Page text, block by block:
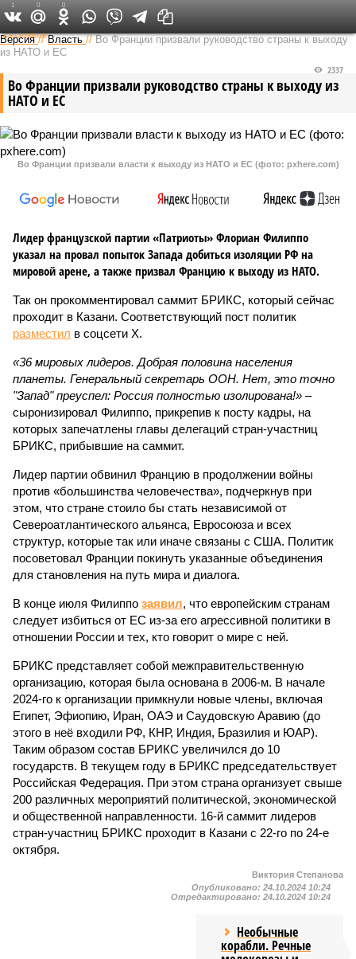
Федеральный выпуск
Версия //Власть //Во Франции призвали руководство страны к выходу
из НАТО и ЕС
Во Франции призвали руководство страны к выходу из
НАТО и ЕС
2337
Во Франции призвали власти к выходу из НАТО и ЕС (фото: pxhere.com)
Лидер французской партии «Патриоты» Флориан Филиппо
указал на провал попыток Запада добиться изоляции РФ на
мировой арене, а также призвал Францию к выходу из НАТО.
Так он прокомментировал саммит БРИКС, который сейчас
проходит в Казани. Соответствующий пост политик
разместил в соцсети Х.
«36 мировых лидеров. Добрая половина населения
планеты. Генеральный секретарь ООН. Нет, это точно
"Запад" преуспел: Россия полностью изолирована!» –
сыронизировал Филиппо, прикрепив к посту кадры, на
которых запечатлены главы делегаций стран-участниц
БРИКС, прибывшие на саммит.
Лидер партии обвинил Францию в продолжении войны
против «большинства человечества», подчеркнув при
этом, что стране стоило бы стать независимой от
Североатлантического альянса, Евросоюза и всех
структур, которые так или иначе связаны с США. Политик
посоветовал Франции покинуть указанные объединения
для становления на путь мира и диалога.
В конце июля Филиппо заявил, что европейским странам
следует избиться от ЕС из-за его агрессивной политики в
отношении России и тех, кто говорит о мире с ней.
БРИКС представляет собой межправительственную
организацию, которая была основана в 2006-м. В начале
2024-го к организации примкнули новые члены, включая
Египет, Эфиопию, Иран, ОАЭ и Саудовскую Аравию (до
этого в неё входили РФ, КНР, Индия, Бразилия и ЮАР).
Таким образом состав БРИКС увеличился до 10
государств. В текущем году в БРИКС председательствует
Российская Федерация. При этом страна организует свыше
200 различных мероприятий политической, экономической
и общественной направленности. 16-й саммит лидеров
стран-участниц БРИКС проходит в Казани с 22-го по 24-е
октября.
1 0 0
Виктория Степанова
Опубликовано: 24.10.2024 10:24
Отредактировано: 24.10.2024 10:24
Необычные
корабли. Речные